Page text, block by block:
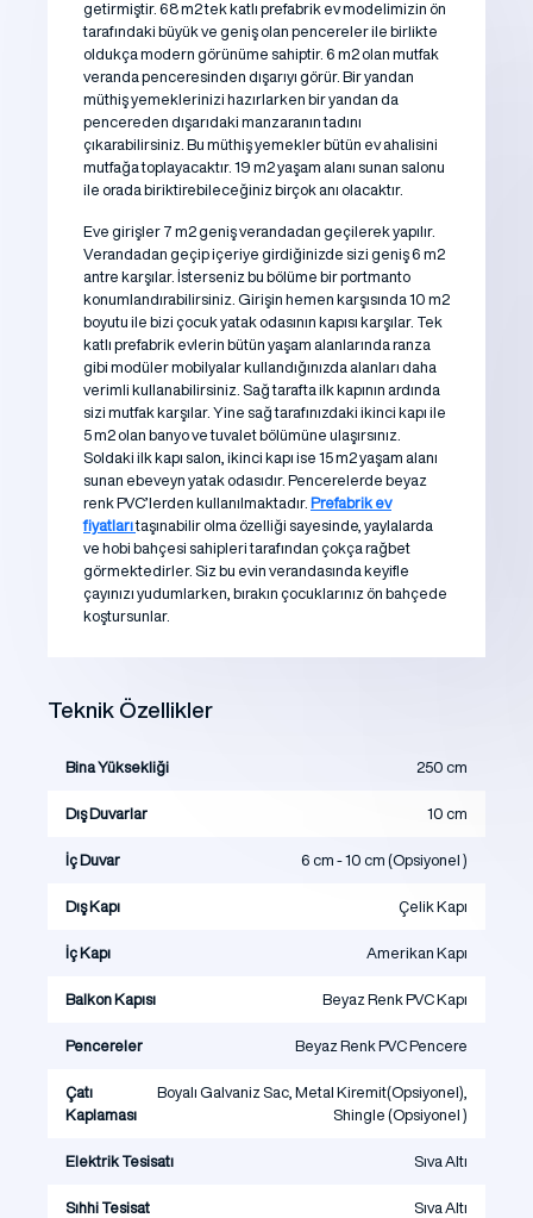
getirmiştir. 68 m2 tek katlı prefabrik ev modelimizin ön
tarafındaki büyük ve geniş olan pencereler ile birlikte
oldukça modern görünüme sahiptir. 6 m2 olan mutfak
veranda penceresinden dışarıyı görür. Bir yandan
müthiş yemeklerinizi hazırlarken bir yandan da
pencereden dışarıdaki manzaranın tadını
çıkarabilirsiniz. Bu müthiş yemekler bütün ev ahalisini
mutfağa toplayacaktır. 19 m2 yaşam alanı sunan salonu
ile orada biriktirebileceğiniz birçok anı olacaktır.
Eve girişler 7 m2 geniş verandadan geçilerek yapılır.
Verandadan geçip içeriye girdiğinizde sizi geniş 6 m2
antre karşılar. İsterseniz bu bölüme bir portmanto
konumlandırabilirsiniz. Girişin hemen karşısında 10 m2
boyutu ile bizi çocuk yatak odasının kapısı karşılar. Tek
katlı prefabrik evlerin bütün yaşam alanlarında ranza
gibi modüler mobilyalar kullandığınızda alanları daha
verimli kullanabilirsiniz. Sağ tarafta ilk kapının ardında
sizi mutfak karşılar. Yine sağ tarafınızdaki ikinci kapı ile
5 m2 olan banyo ve tuvalet bölümüne ulaşırsınız.
Soldaki ilk kapı salon, ikinci kapı ise 15 m2 yaşam alanı
sunan ebeveyn yatak odasıdır. Pencerelerde beyaz
renk PVC’lerden kullanılmaktadır. Prefabrik ev
fiyatlarıtaşınabilir olma özelliği sayesinde, yaylalarda
ve hobi bahçesi sahipleri tarafından çokça rağbet
görmektedirler. Siz bu evin verandasında keyifle
çayınızı yudumlarken, bırakın çocuklarınız ön bahçede
koştursunlar.
Teknik Özellikler
Bina Yüksekliği 250 cm
Dış Duvarlar 10 cm
İç Duvar 6 cm - 10 cm (Opsiyonel )
Dış Kapı Çelik Kapı
İç Kapı Amerikan Kapı
Balkon Kapısı Beyaz Renk PVC Kapı
Pencereler Beyaz Renk PVC Pencere
Çatı
Kaplaması
Boyalı Galvaniz Sac, Metal Kiremit(Opsiyonel),
Shingle (Opsiyonel )
Elektrik Tesisatı Sıva Altı
Sıhhi Tesisat Sıva Altı